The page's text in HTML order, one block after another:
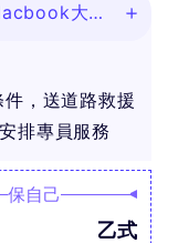
大
，送道路救援
排專員服務
保自己
乙式